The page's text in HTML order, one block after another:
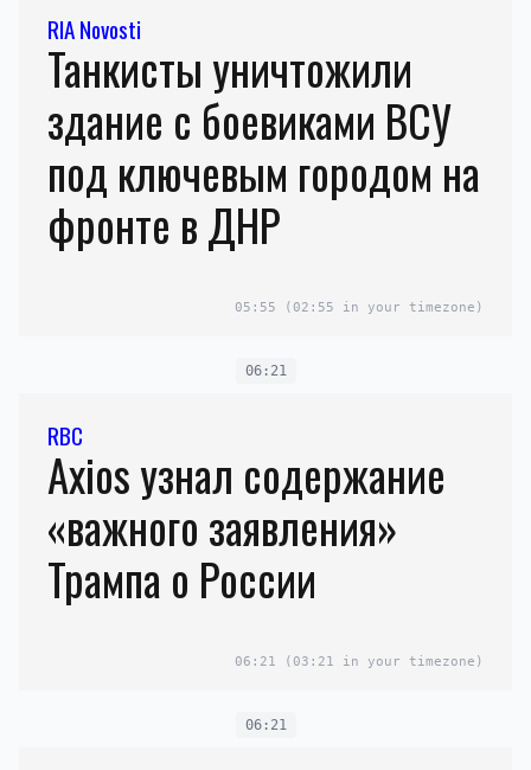
RIA Novosti
Танкисты уничтожили
здание с боевиками ВСУ
под ключевым городом на
фронте в ДНР
05:55 (02:55 in your timezone)
06:21
RBC
Axios узнал содержание
«важного заявления»
Трампа о России
06:21 (03:21 in your timezone)
06:21